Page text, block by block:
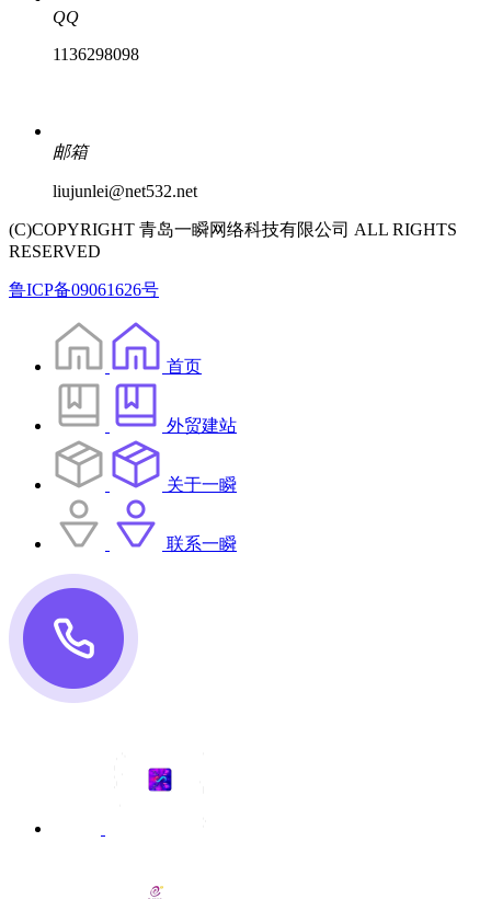
QQ
1136298098
邮箱
liujunlei@net532.net
(C)COPYRIGHT 青岛一瞬网络科技有限公司 ALL RIGHTS
RESERVED
鲁ICP备09061626号
首页
外贸建站
关于一瞬
联系一瞬